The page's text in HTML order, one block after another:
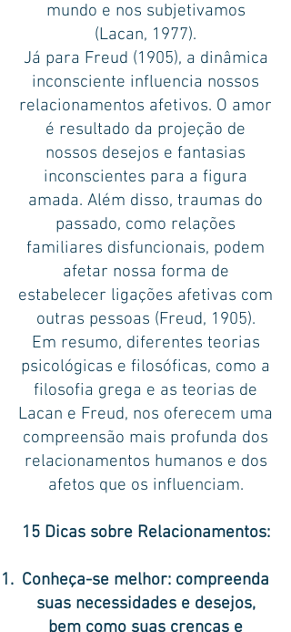
mundo e nos subjetivamos
(Lacan, 1977).
Já para Freud (1905), a dinâmica
inconsciente influencia nossos
relacionamentos afetivos. O amor
é resultado da projeção de
nossos desejos e fantasias
inconscientes para a figura
amada. Além disso, traumas do
passado, como relações
familiares disfuncionais, podem
afetar nossa forma de
estabelecer ligações afetivas com
outras pessoas (Freud, 1905).
Em resumo, diferentes teorias
psicológicas e filosóficas, como a
filosofia grega e as teorias de
Lacan e Freud, nos oferecem uma
compreensão mais profunda dos
relacionamentos humanos e dos
afetos que os influenciam.
15 Dicas sobre Relacionamentos:
Conheça-se melhor: compreenda
suas necessidades e desejos,